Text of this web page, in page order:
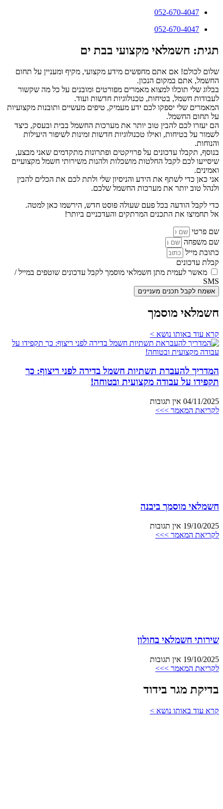
052-670-4047
052-670-4047
תגית: חשמלאי מקצועי בבת ים
שלום לכולם! אם אתם מחפשים מידע מקצועי, מקיף ומעניין על תחום
החשמל, אתם במקום הנכון.
בבלוג שלי תוכלו למצוא מאמרים מפורטים ומובנים על כל מה שקשור
לעבודות חשמל, בטיחות, טכנולוגיות חדשות ועוד.
המאמרים שלי יספקו לכם ידע מעמיק, טיפים מעשיים ותובנות מקצועיות
על תחום החשמל.
הם יעזרו לכם להבין טוב יותר את מערכות החשמל בבית ובעסק, כיצד
לשמור על בטיחות, ואילו טכנולוגיות חדשות זמינות לשיפור היעילות
והנוחות.
בנוסף, תקבלו עדכונים על פרויקטים ופתרונות מתקדמים שאני מבצע,
שיסייעו לכם לקבל החלטות מושכלות ולהנות משירותי חשמל מקצועיים
ואמינים.
אני כאן כדי לשתף את הידע והניסיון שלי ולתת לכם את הכלים להבין
ולנהל טוב יותר את מערכות החשמל שלכם.
כדי לקבל הודעה בכל פעם שעולה פוסט חדש, הירשמו כאן למטה.
אל תחמיצו את התכנים המרתקים והעדכניים ביותר!
שם פרטי
שם משפחה
כתובת מייל
קבלת עדכונים
מאשר לעמית מתן חשמלאי מוסמך לקבל עדכונים שוטפים במייל /
SMS
אשמח לקבל תכנים מעניינים
חשמלאי מוסמך
קרא עוד באותו נושא >
המדריך להעברת תשתיות חשמל בדירה לפני ריצוף: כך
תקפידו על עבודה מקצועית ובטוחה!
04/11/2025 אין תגובות
לקריאת המאמר >>>
חשמלאי מוסמך ביבנה
19/10/2025 אין תגובות
לקריאת המאמר >>>
שירותי חשמלאי בחולון
19/10/2025 אין תגובות
לקריאת המאמר >>>
בדיקת מגר בידוד
קרא עוד באותו נושא >